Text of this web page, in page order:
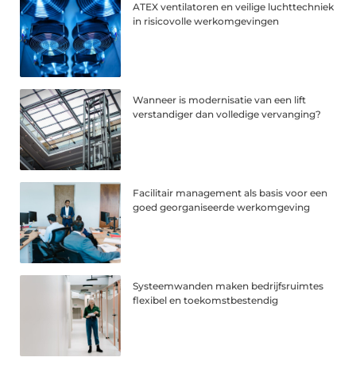
ATEX ventilatoren en veilige luchttechniek
in risicovolle werkomgevingen
Wanneer is modernisatie van een lift
verstandiger dan volledige vervanging?
Facilitair management als basis voor een
goed georganiseerde werkomgeving
Systeemwanden maken bedrijfsruimtes
flexibel en toekomstbestendig